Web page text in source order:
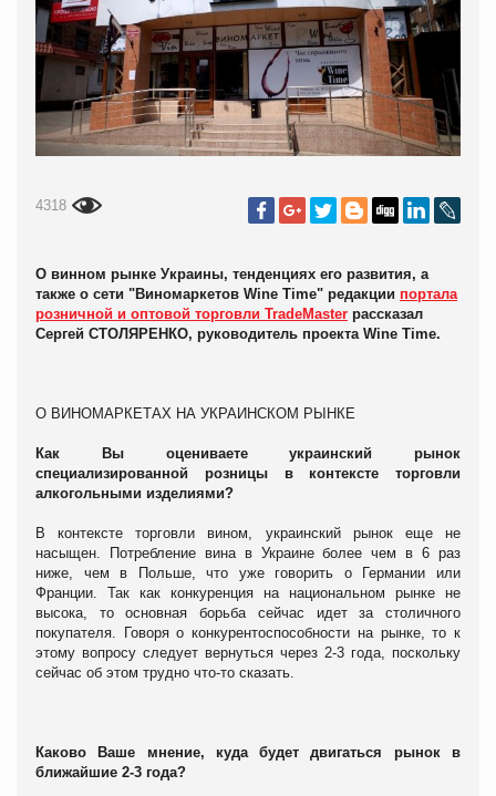
4318
О винном рынке Украины, тенденциях его развития, а
также о сети "Виномаркетов Wine Time" редакции портала
розничной и оптовой торговли TradeMaster рассказал
Сергей СТОЛЯРЕНКО, руководитель проекта Wine Time.
О ВИНОМАРКЕТАХ НА УКРАИНСКОМ РЫНКЕ
Как Вы оцениваете украинский рынок
специализированной розницы в контексте торговли
алкогольными изделиями?
В контексте торговли вином, украинский рынок еще не
насыщен. Потребление вина в Украине более чем в 6 раз
ниже, чем в Польше, что уже говорить о Германии или
Франции. Так как конкуренция на национальном рынке не
высока, то основная борьба сейчас идет за столичного
покупателя. Говоря о конкурентоспособности на рынке, то к
этому вопросу следует вернуться через 2-3 года, поскольку
сейчас об этом трудно что-то сказать.
Каково Ваше мнение, куда будет двигаться рынок в
ближайшие 2-3 года?